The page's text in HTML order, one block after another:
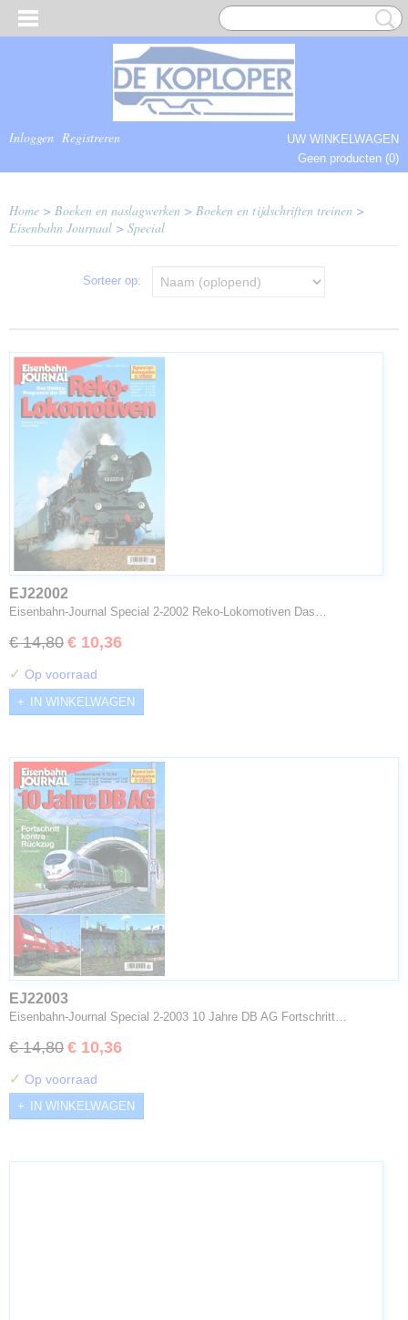
Inloggen Registreren
UW WINKELWAGEN
Geen producten (0)
Home > Boeken en naslagwerken > Boeken en tijdschriften treinen >
Eisenbahn Journaal > Special
Sorteer op:
EJ22002
Eisenbahn-Journal Special 2-2002 Reko-Lokomotiven Das…
€ 14,80 € 10,36
✓ Op voorraad
IN WINKELWAGEN
EJ22003
Eisenbahn-Journal Special 2-2003 10 Jahre DB AG Fortschritt…
€ 14,80 € 10,36
✓ Op voorraad
IN WINKELWAGEN